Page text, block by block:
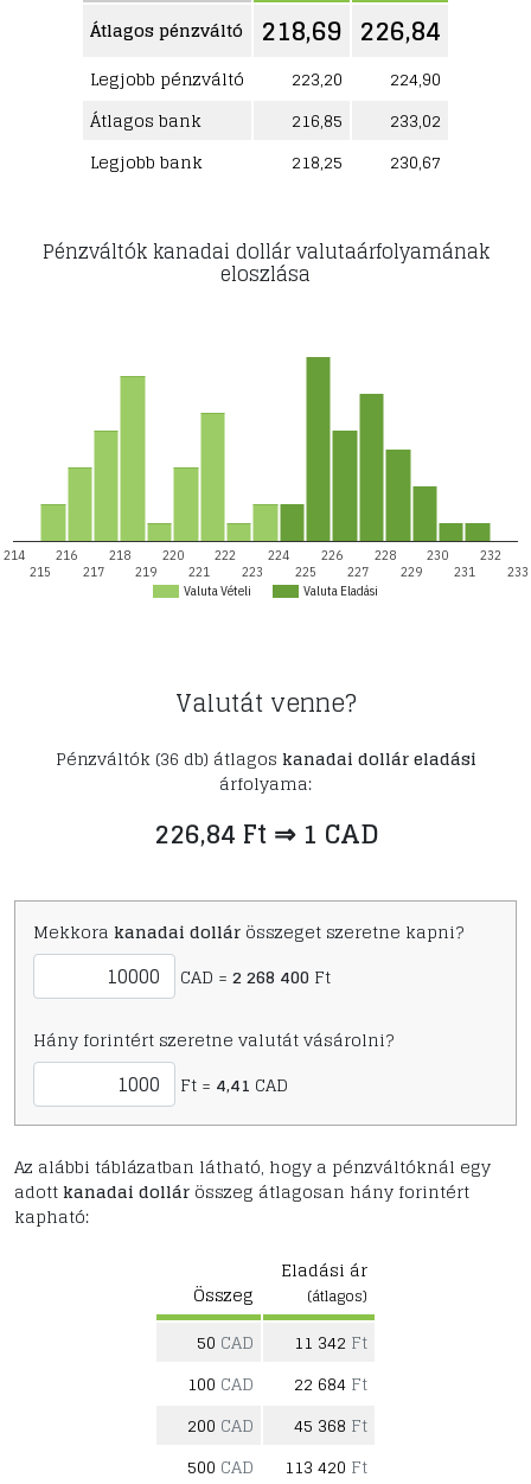
Átlagos pénzváltó
218,69 226,84
Legjobb pénzváltó 223,20
224,90
Átlagos bank
216,85
233,02
Legjobb bank
218,25 230,67
Pénzváltók kanadai dollár valutaárfolyamának
eloszlása
Valuta Vételi Valuta Eladási
214
215
216
217
218
219
220
221
222
223
224
225
226
227
228
229
230
231
232
233
Valutát venne?
Pénzváltók (36 db) átlagos kanadai dollár eladási
árfolyama:
226,84 Ft ⇒ 1 CAD
Mekkora kanadai dollár összeget szeretne kapni?
CAD = 2 268 400 Ft
Hány forintért szeretne valutát vásárolni?
Ft = 4,41 CAD
Az alábbi táblázatban látható, hogy a pénzváltóknál egy
adottkanadai dollár összeg átlagosan hány forintért
kapható:
Összeg
Eladási ár
(átlagos)
50 CAD 11 342 Ft
100 CAD 22 684 Ft
200 CAD 45 368 Ft
500 CAD 113 420 Ft